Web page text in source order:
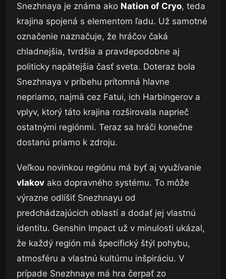
Snezhnaya je známa ako Nation of Cryo, teda
krajina spojená s elementom ľadu. Už samotné
označenie naznačuje, že hráčov čaká
chladnejšia, tvrdšia a pravdepodobne aj
politicky napätejšia časť sveta. Doteraz bola
Snezhnaya v príbehu prítomná hlavne
nepriamo, najmä cez Fatui, ich Harbingerov a
vplyv, ktorý táto krajina rozširovala naprieč
ostatnými regiónmi. Teraz sa hráči konečne
dostanú priamo k zdroju.
Veľkou novinkou regiónu má byť aj využívanie
vlakov ako dopravného systému. To môže
výrazne odlíšiť Snezhnayu od
predchádzajúcich oblastí a dodať jej vlastnú
identitu. Genshin Impact už v minulosti ukázal,
že každý región má špecifický štýl pohybu,
atmosféru a vlastnú kultúrnu inšpiráciu. V
prípade Snezhnaye má hra čerpať zo